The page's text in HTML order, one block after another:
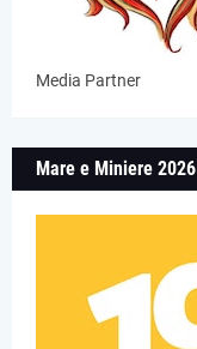
Media Partner
Mare e Miniere 2026